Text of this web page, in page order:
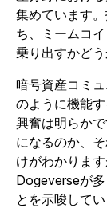
集めています
ち、ミームコ
乗り出すかどう
暗号資産コミ
のように機能
興奮は明らか
になるのか、
けがわかりま
Dogeverseが
とを示唆してい